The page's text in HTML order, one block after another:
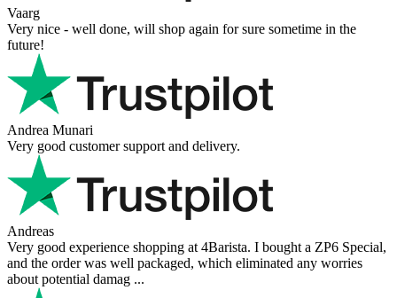
Vaarg
Very nice - well done, will shop again for sure sometime in the
future!
Andrea Munari
Very good customer support and delivery.
Andreas
Very good experience shopping at 4Barista. I bought a ZP6 Special,
and the order was well packaged, which eliminated any worries
about potential damag ...